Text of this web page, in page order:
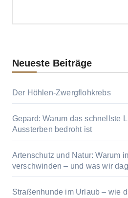
Neueste Beiträge
Der Höhlen-Zwergflohkrebs
Gepard: Warum das schnellste
Aussterben bedroht ist
Artenschutz und Natur: Warum
verschwinden – und was wir
Straßenhunde im Urlaub – wie